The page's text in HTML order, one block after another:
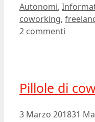
Categorie
Autonomi,
coworking,
2 commenti
Pillole di
3 Marzo 201831